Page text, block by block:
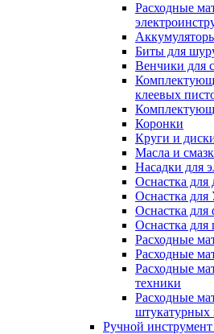
Расходные
Биты для
Венчики для
клеевых
Коронки
Круги и
Масла и
Насадки для
Оснастка для
Оснастка
Оснастка для
Оснастка
Расходные
Расходные
Расходные
техники
Расходные
Ручной инструмент